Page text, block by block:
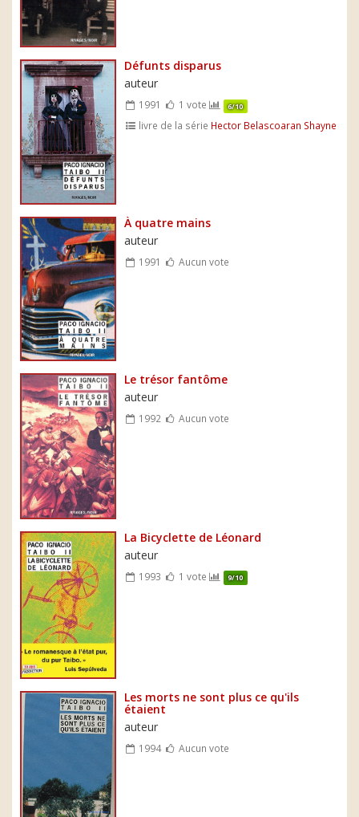
Défunts disparus
auteur
1991 1 vote 6/10
livre de la série Hector Belascoaran Shayne
À quatre mains
auteur
1991 Aucun vote
Le trésor fantôme
auteur
1992 Aucun vote
La Bicyclette de Léonard
auteur
1993 1 vote 9/10
Les morts ne sont plus ce qu'ils
étaient
auteur
1994 Aucun vote